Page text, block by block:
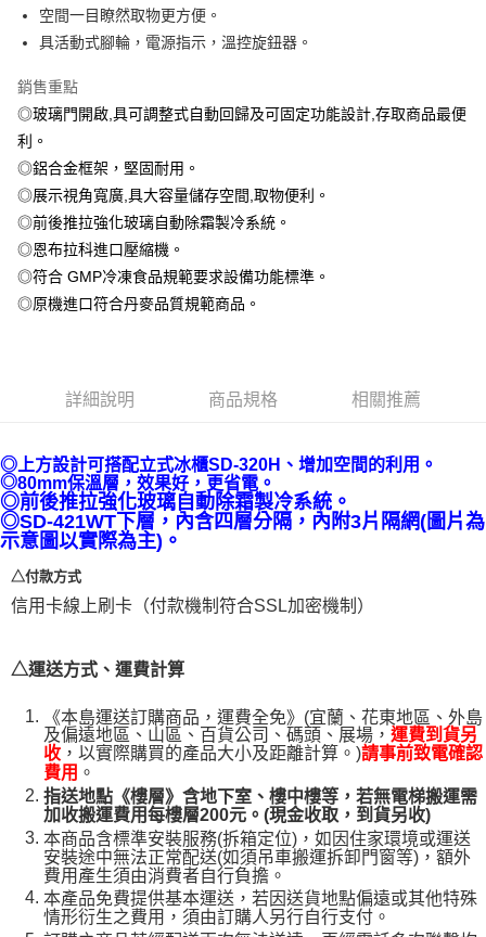
AFTEE先享後付
相關說明
AFTEE先享後付是「在收到商品之後才付款」的支付方式。 讓您購物簡單
便利好安心！
１．簡單：不需註冊會員、不需綁卡、不需儲值。
２．便利：只要手機號碼，簡訊認證，即可結帳。
３．安心：先確認商品／服務後，再付款。
【「AFTEE先享後付」結帳流程】
１．於結帳方式選擇「AFTEE先享後付」後，將跳轉至「AFTEE先享後付」
２．訂單成立數日內，您將收到繳費通知簡訊。
３．收到繳費通知簡訊後14天內，點擊此簡訊中的連結，可透過四大超商／
ATM／網路銀行／等多元方式進行付款，方視為交易完成。
※ 請注意：結帳手續完成當下不需立刻繳費，但若您需要取消訂單，請聯絡
是否繳費成功／繳費後需取消欲退款等相關疑問，請聯繫「AFTEE先享後付
客戶支援中心」 https://netprotections.freshdesk.com/support/home
１．透過由恩沛科技股份有限公司提供之「AFTEE先享後付」服務完成之交
易，需依本服務之必要範圍內提供個人資料，並將交易相關給付款項請求債
權轉讓予恩沛科技股份有限公司。
２．關於個人資料處理事宜，請瀏覽以下網址：
https://aftee.tw/terms/#terms3
３．未成年的使用者請事先徵得法定代理人或監護人之同意方可使用
「AFTEE先享後付」，若未經同意申辦者引起之損失，本公司不負相關責
任。
請求用戶進行身份認證。
運送方式
宅配(請注意配件不含在免運內)
免運費
空間一目瞭然取物更方便。
具活動式腳輪，電源指示，溫控旋鈕器。
銷售重點
◎玻璃門開啟,具可調整式自動回歸及可固定功能設計,存取商品最便
利。
◎鋁合金框架，堅固耐用。
◎展示視角寬廣,具大容量儲存空間,取物便利。
◎前後推拉強化玻璃自動除霜製冷系統。
◎恩布拉科進口壓縮機。
◎符合 GMP冷凍食品規範要求設備功能標準。
◎原機進口符合丹麥品質規範商品。
詳細說明 商品規格 相關推薦
◎ 上方設計可搭配立式冰櫃SD-320H、增加空間的利用。
◎80mm保溫層，效果好，更省電。
◎前後推拉強化玻璃自動除霜製冷系統。
◎SD-421WT下層，內含四層分隔，內附3片隔網(圖片為
示意圖以實際為主)。
△付款方式
信用卡線上刷卡（付款機制符合SSL加密機制）
△運送方式、運費計算
《本島運送訂購商品，運費全免》(宜蘭、花東地區、外島
及偏遠地區、山區、百貨公司、碼頭、展場， 運費到貨另
收 ，以實際購買的產品大小及距離計算。)請事前致電確認
費用 。
指送地點《樓層》含地下室、樓中樓等，若無電梯搬運需
加收搬運費用每樓層200元。(現金收取，到貨另收)
本商品含標準安裝服務(拆箱定位)，如因住家環境或運送
安裝途中無法正常配送(如須吊車搬運拆卸門窗等)，額外
費用產生須由消費者自行負擔。
本產品免費提供基本運送，若因送貨地點偏遠或其他特殊
情形衍生之費用，須由訂購人另行自行支付。